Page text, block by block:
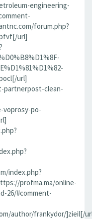
engineering-
forum.php?
url]
url]
partnerpost-clean-
voprosy-po-
index.php?
profma.ma/online-
26/#comment-
author/frankydor/]zieil[/